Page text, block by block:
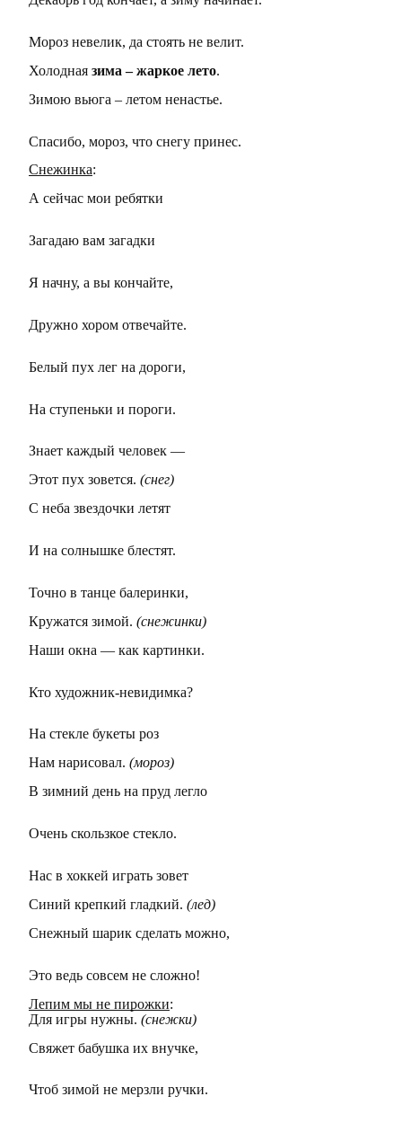
Мороз невелик, да стоять не велит.
Холодная зима – жаркое лето.
Зимою вьюга – летом ненастье.
Спасибо, мороз, что снегу принес.
Снежинка:
А сейчас мои ребятки
Загадаю вам загадки
Я начну, а вы кончайте,
Дружно хором отвечайте.
Белый пух лег на дороги,
На ступеньки и пороги.
Знает каждый человек —
Этот пух зовется. (снег)
С неба звездочки летят
И на солнышке блестят.
Точно в танце балеринки,
Кружатся зимой. (снежинки)
Наши окна — как картинки.
Кто художник-невидимка?
На стекле букеты роз
Нам нарисовал. (мороз)
В зимний день на пруд легло
Очень скользкое стекло.
Нас в хоккей играть зовет
Синий крепкий гладкий. (лед)
Снежный шарик сделать можно,
Это ведь совсем не сложно!
Лепим мы не пирожки:
Для игры нужны. (снежки)
Свяжет бабушка их внучке,
Чтоб зимой не мерзли ручки.